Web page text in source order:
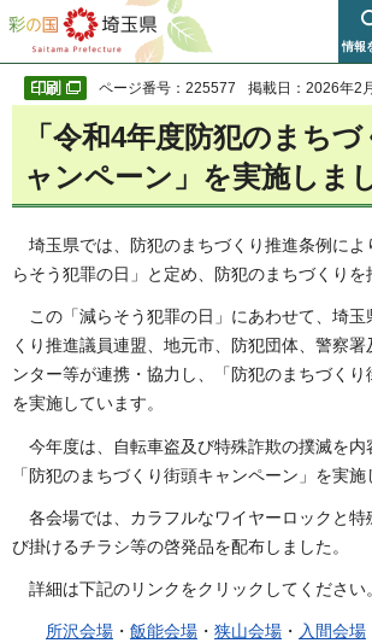
彩の国 埼玉県
情報
ページ番号：225577 掲載日：2026年2
「令和4年度防犯のまち
ャンペーン」を実施しま
埼玉県では、防犯のまちづくり推進条例に
らそう犯罪の日」と定め、防犯のまちづくりを
この「減らそう犯罪の日」にあわせて、埼
くり推進議員連盟、地元市、防犯団体、警察
ンター等が連携・協力し、「防犯のまちづくり
を実施しています。
今年度は、自転車盗及び特殊詐欺の撲滅を
「防犯のまちづくり街頭キャンペーン」を実施
各会場では、カラフルなワイヤーロックと
び掛けるチラシ等の啓発品を配布しました。
詳細は下記のリンクをクリックしてください。
所沢会場 ・ 飯能会場 ・ 狭山会場 ・ 入間会場